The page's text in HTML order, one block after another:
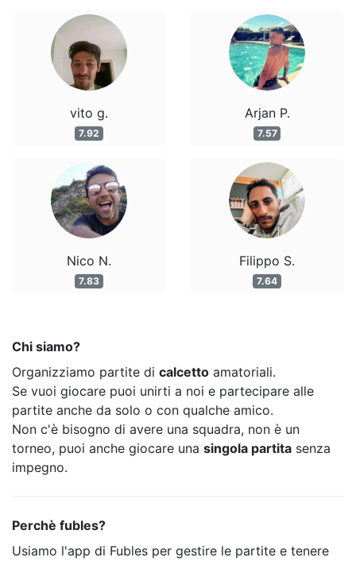
vito g.
7.92
Nico N.
7.83
Arjan P.
7.57
Filippo S.
7.64
Chi siamo?
Organizziamo partite di calcetto amatoriali.
Se vuoi giocare puoi unirti a noi e partecipare alle
partite anche da solo o con qualche amico.
Non c'è bisogno di avere una squadra, non è un
torneo, puoi anche giocare una singola partita senza
impegno.
Perchè fubles?
Usiamo l'app di Fubles per gestire le partite e tenere